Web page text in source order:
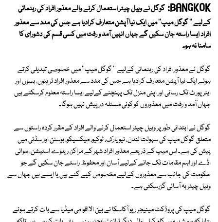
BANGKOK: گوگل نے وہیل چیئر استعمال کرنے والے معذور افراد کی رہنمائی
کےلیے '' گوگل میپ'' میں ایک نیا آپشن متعارف کرادیا ہے جس کی مدد سے معذور
افراد ایسا راستہ جان سکیں گے جہاں انہیں آمد و رفت میں کسی قسم کی دشورای کا
سامنا نہ ہو۔
گوگل نے معذور افراد کی رہنمائی کےلیے '' گوگل میپ'' میں خصوصی تبدیلی کرتے
ہوئے ایک نیا آپشن متعارف کرادیا ہے جس کی مدد سے معذور افراد ٹرینوں، بسوں اور
ایئرپورٹ تک رسائی اور اپنی منزل تک پہنچنے کےلیے ایسا راستہ معلوم کرسکتے ہیں
جہاں آمد و رفت میں معذوروں کو کوئی مسئلہ درپیش نہیں ہوگا۔
گوگل نے ابتدائی طور پر وہیل چیئر استعمال کرنے والے افراد کے مقرر کردہ راستوں سے
متعلق گوگل میپ کی سہولت لندن، نیویارک، ٹوکیو، میکسیکو، بوسٹن اور سڈنی میں
پیش کی ہے۔ اس میپ کے ذریعے معذور افراد شہر کے مراکز، ریلوے اسٹیشن، ہوائی
اڈے اور اہم مقامات تک جانے کےلیے آسان اور محفوظ راستے جان سکیں گے جو
حکومت کی جانب سے معذوروں کےلیے مخصوص کیے گئے ہیں یا ایسے ہیں جہاں سے
وہیل چیئر بہ آسانی گزرسکتی ہے۔
گوگل میپ کی پروڈکٹ مینیجر ریو آکاسکا نے بین الااقوامی میڈیا سے بات کرتے ہوئے